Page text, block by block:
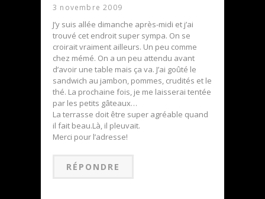
3 novembre 2009
J’y suis allée dimanche après-midi et j’ai
trouvé cet endroit super sympa. On se
croirait vraiment ailleurs. Un peu comme
chez mémé. On a un peu attendu avant
d’avoir une table mais ça va. J’ai goûté le
sandwich au jambon, pommes, crudités et le
thé. La prochaine fois, je me laisserai tentée
par les petits gâteaux…
La terrasse doit être super agréable quand
il fait beau.Là, il pleuvait.
Merci pour l’adresse!
RÉPONDRE